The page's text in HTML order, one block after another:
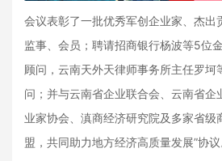
会议表彰了一批优秀军创企业家、杰出
监事、会员；聘请招商银行杨波等5位
顾问，云南天外天律师事务所主任罗坷
问；并与云南省企业联合会、云南省企
业家协会、滇商经济研究院及多家省级
盟，共同助力地方经济高质量发展”协议